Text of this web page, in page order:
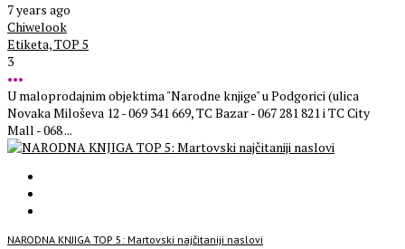
7 years ago
Chiwelook
Etiketa,TOP 5
3
•••
U maloprodajnim objektima "Narodne knjige" u Podgorici (ulica
Novaka Miloševa 12 - 069 341 669, TC Bazar - 067 281 821 i TC City
Mall - 068 ...
NARODNA KNJIGA TOP 5: Martovski najčitaniji naslovi